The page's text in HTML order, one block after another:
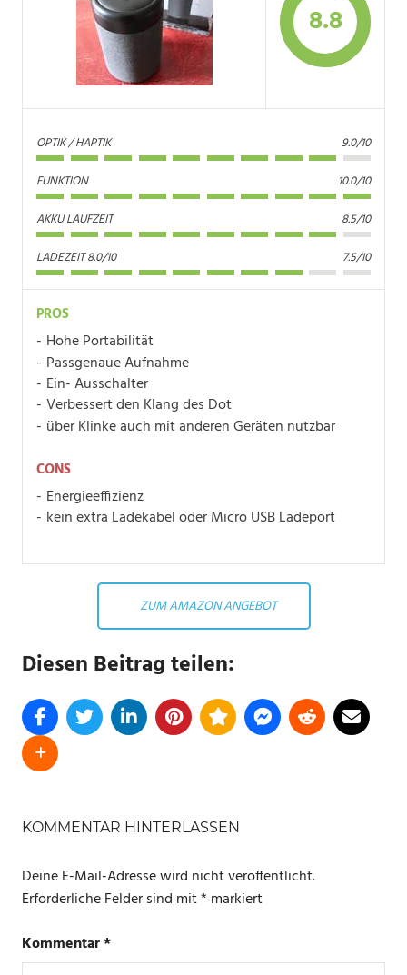
8.8
OPTIK / HAPTIK
9.0/10
FUNKTION
10.0/10
AKKU LAUFZEIT
8.5/10
LADEZEIT 8.0/10
7.5/10
PROS
Hohe Portabilität
Passgenaue Aufnahme
Ein- Ausschalter
Verbessert den Klang des Dot
über Klinke auch mit anderen Geräten nutzbar
CONS
Energieeffizienz
kein extra Ladekabel oder Micro USB Ladeport
ZUM AMAZON ANGEBOT
Diesen Beitrag teilen:
ECHO
MUSIK
POWERBANK
KOMMENTAR HINTERLASSEN
Deine E-Mail-Adresse wird nicht veröffentlicht.
Erforderliche Felder sind mit* markiert
Kommentar*